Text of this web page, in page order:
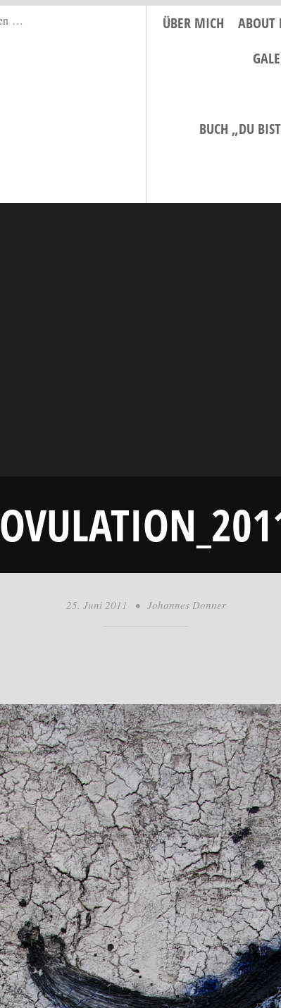
ÜBER MICH ABOUT
BUCH „DU
25. Juni 2011 • Johannes Donner